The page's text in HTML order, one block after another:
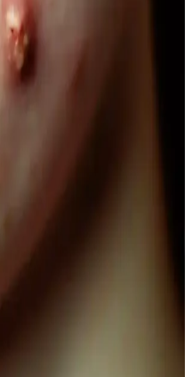
formüle edilerek cilt
gözetir ve hassas göz
Bitkisel İçeriklerle
özler ve antiseptik maddelerle
alternatifler sunar, kimyasal
Gün Boyu Tazelik
Hafif Formül